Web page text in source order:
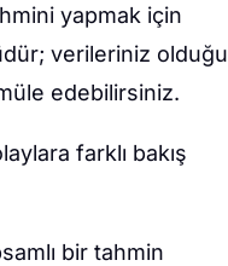
yapmak için
verileriniz olduğu
edebilirsiniz.
farklı bakış
bir tahmin